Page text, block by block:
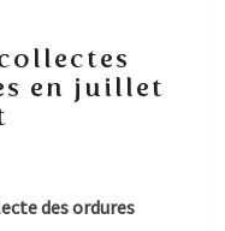
en juillet
des ordures